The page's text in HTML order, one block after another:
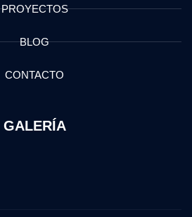
PROYECTOS
BLOG
CONTACTO
GALERÍA